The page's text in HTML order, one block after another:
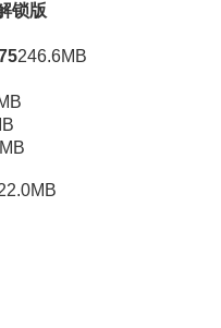
锁版
246.6MB